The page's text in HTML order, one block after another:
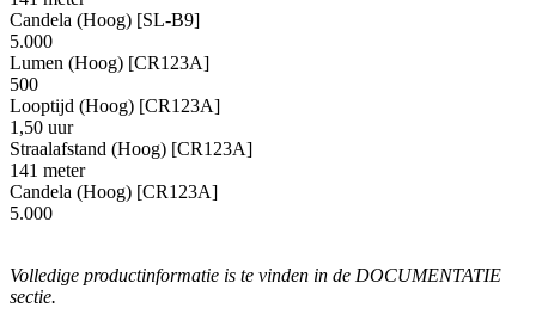
Candela (Hoog) [SL-B9]
5.000
Lumen (Hoog) [CR123A]
500
Looptijd (Hoog) [CR123A]
1,50 uur
Straalafstand (Hoog) [CR123A]
141 meter
Candela (Hoog) [CR123A]
5.000
Volledige productinformatie is te vinden in de DOCUMENTATIE
sectie.